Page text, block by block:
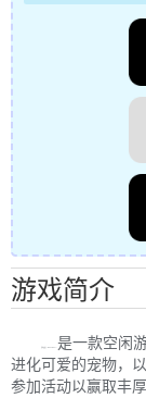
游戏简介
是一款空闲
进化可爱的宠物，
参加活动以赢取丰厚